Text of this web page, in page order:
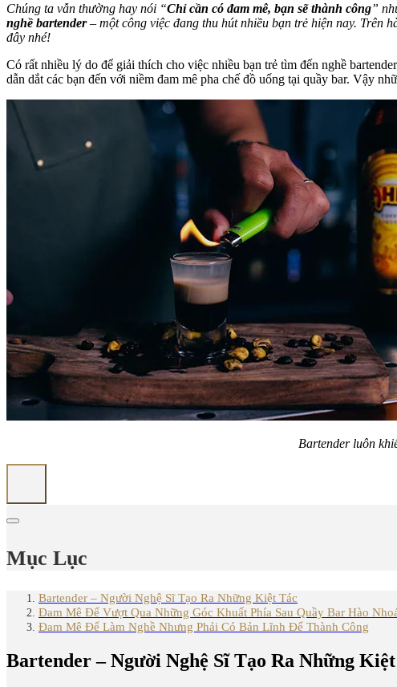
Chúng ta vẫn thường hay nói “Chỉ cần có đam mê, bạn sẽ thành công”
nghề bartender– một công việc đang thu hút nhiều bạn trẻ hiện nay. Trên
đây nhé!
Có rất nhiều lý do để giải thích cho việc nhiều bạn trẻ tìm đến nghề
dẫn dắt các bạn đến với niềm đam mê pha chế đồ uống tại quầy bar. Vậy
Bartender luôn
Mục Lục
Bartender – Người Nghệ Sĩ Tạo Ra Những Kiệt Tác
Đam Mê Để Vượt Qua Những Góc Khuất Phía Sau Quầy Bar Hào
Đam Mê Để Làm Nghề Nhưng Phải Có Bản Lĩnh Để Thành Công
Bartender – Người Nghệ Sĩ Tạo Ra Những